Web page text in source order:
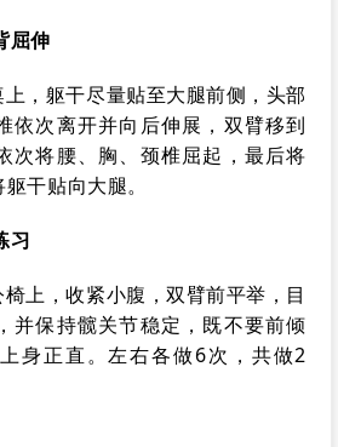
屈伸
，躯干尽量贴至大腿前侧，头部
依次离开并向后伸展，双臂移到
次将腰、胸、颈椎屈起，最后将
干贴向大腿。
习
上，收紧小腹，双臂前平举，目
并保持髋关节稳定，既不要前倾
身正直。左右各做6次，共做2